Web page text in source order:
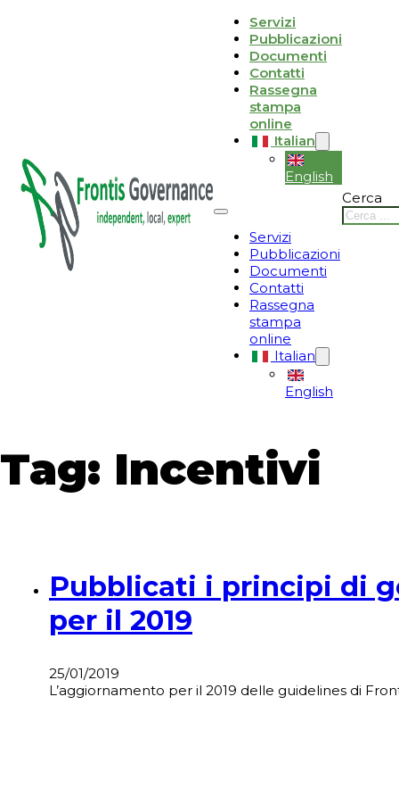
Vai al piè di pagina
Servizi
Pubblicazioni
Documenti
Contatti
Rassegna
stampa
online
Italian
English
Servizi
Pubblicazioni
Documenti
Contatti
Rassegna
stampa
online
Italian
English
Cerca
Tag: Incentivi
Pubblicati i principi di
per il 2019
25/01/2019
L’aggiornamento per il 2019 delle guidelines di
Le tue preferenze relative alla privacy